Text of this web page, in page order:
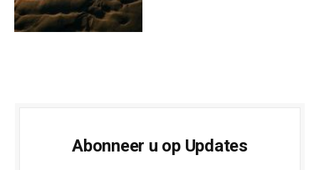
Abonneer u op Updates